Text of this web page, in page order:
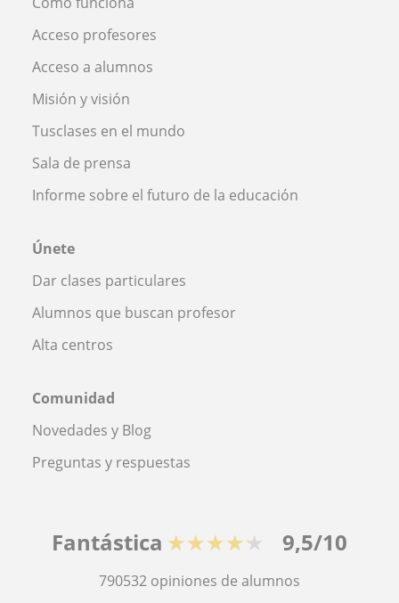
Acceso profesores
Acceso a alumnos
Misión y visión
Tusclases en el mundo
Sala de prensa
Informe sobre el futuro de la educación
Únete
Dar clases particulares
Alumnos que buscan profesor
Alta centros
Comunidad
Novedades y Blog
Preguntas y respuestas
Fantástica ★★★★★ 9,5/10
790532 opiniones de alumnos